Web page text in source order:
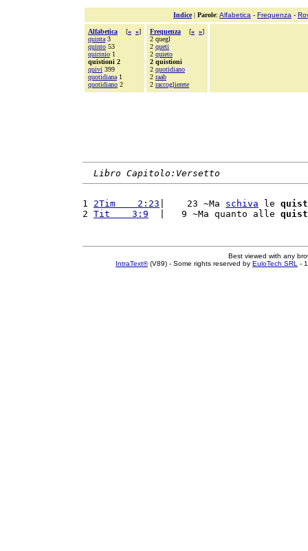
Indice| Parole: Alfabetica - Frequenza -
Alfabetica [« »]
quinta 3
quinto 53
quirinio 1
quistioni 2
quivi 399
quotidiana 1
quotidiano 2
Frequenza [« »]
2 quegl
2 queti
2 quieto
2 quistioni
2 quotidiano
2 raab
2 raccoglierete
Libro Capitolo:Versetto
1 2Tim    2:23 |    23 ~Ma schiva le
2 Tit    3:9
  |   9 ~Ma quanto alle
Best viewed with any
IntraText®(V89) - Some rights reserved by EuloTech SRL -